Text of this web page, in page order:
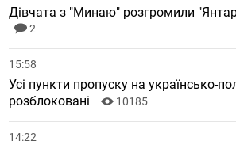
Дівчата з "Минаю" розгромили
2
15:58
Усі пункти пропуску на українсько-
розблоковані
10185
14:22